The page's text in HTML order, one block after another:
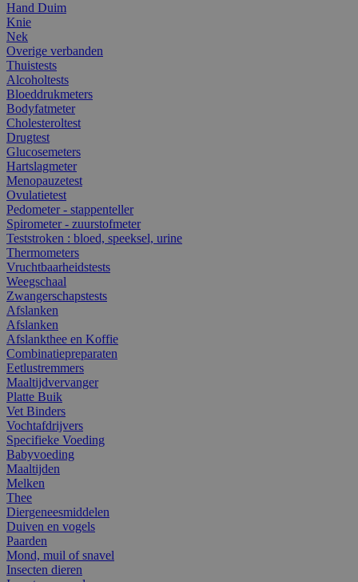
Hand Duim
Knie
Nek
Overige verbanden
Thuistests
Alcoholtests
Bloeddrukmeters
Bodyfatmeter
Cholesteroltest
Drugtest
Glucosemeters
Hartslagmeter
Menopauzetest
Ovulatietest
Pedometer - stappenteller
Spirometer - zuurstofmeter
Teststroken : bloed, speeksel, urine
Thermometers
Vruchtbaarheidstests
Weegschaal
Zwangerschapstests
Afslanken
Afslanken
Afslankthee en Koffie
Combinatiepreparaten
Eetlustremmers
Maaltijdvervanger
Platte Buik
Vet Binders
Vochtafdrijvers
Specifieke Voeding
Babyvoeding
Maaltijden
Melken
Thee
Diergeneesmiddelen
Duiven en vogels
Paarden
Mond, muil of snavel
Insecten dieren